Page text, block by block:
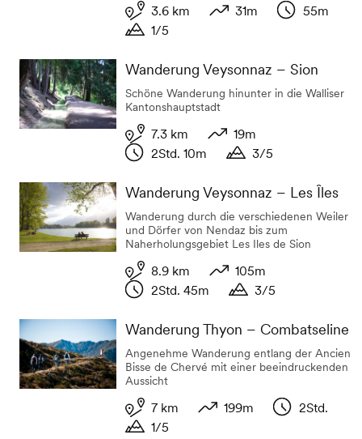
Distanz
3.6 km
31m
55m
1/5
Wanderung Veysonnaz – Sion
Schöne Wanderung hinunter in die Walliser
Kantonshauptstadt
Distanz
7.3 km
Höhenunterschied
19m
2Std. 10m
3/5
Wanderung Veysonnaz – Les Îles
Wanderung durch die verschiedenen Weiler
und Dörfer von Nendaz bis zum
Naherholungsgebiet Les Iles de Sion
Distanz
8.9 km
Höhenunterschied
105m
2Std. 45m
3/5
Wanderung Thyon – Combatseline
Angenehme Wanderung entlang der Ancien
Bisse de Chervé mit einer beeindruckenden
Aussicht
Distanz
7 km
199m
2Std.
1/5